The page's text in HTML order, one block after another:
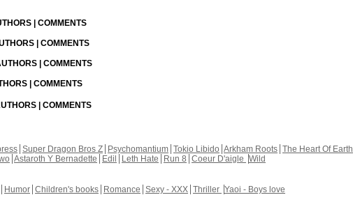
| COMMENTS
| COMMENTS
| COMMENTS
| COMMENTS
| COMMENTS
Super Dragon Bros Z Psychomantium Tokio Libido Arkham Roots The Heart Of Earth
Astaroth Y Bernadette Edil Leth Hate Run 8 Coeur D'aigle Wild
Humor Children's books Romance Sexy - XXX Thriller Yaoi - Boys love